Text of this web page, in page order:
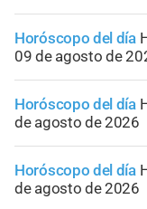
Horóscopo del día
09 de agosto de
Horóscopo del día
de agosto de 2026
Horóscopo del día
de agosto de 2026